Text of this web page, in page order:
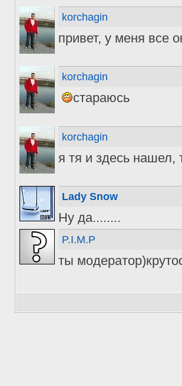
korchagin
привет, у меня все
korchagin
стараюсь
korchagin
я тя и здесь
Lady Snow
Ну да........
P.I.M.P
ты